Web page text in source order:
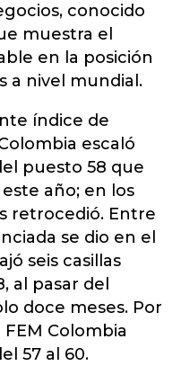
conocido
muestra el
en la posición
a nivel mundial.
índice de
escaló
puesto 58 que
año; en los
retrocedió. Entre
se dio en el
seis casillas
al pasar del
doce meses. Por
Colombia
57 al 60.